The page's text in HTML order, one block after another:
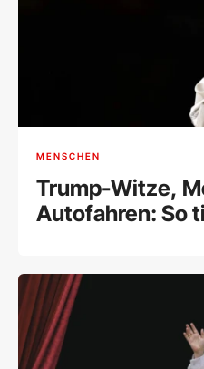
MENSCHEN
Trump-Witze,
Autofahren: So